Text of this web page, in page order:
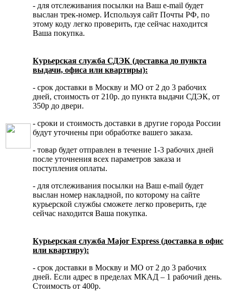
- для отслеживания посылки на Ваш e-mail будет
выслан трек-номер. Используя сайт Почты РФ, по
этому коду легко проверить, где сейчас находится
Ваша покупка.
Курьерская служба СДЭК (доставка до пункта
выдачи, офиса или квартиры):
- срок доставки в Москву и МО от 2 до 3 рабочих
дней, стоимость от 210р. до пункта выдачи СДЭК, от
350р до двери.
- сроки и стоимость доставки в другие города России
будут уточнены при обработке вашего заказа.
- товар будет отправлен в течение 1-3 рабочих дней
после уточнения всех параметров заказа и
поступления оплаты.
- для отслеживания посылки на Ваш e-mail будет
выслан номер накладной, по которому на сайте
курьерской службы сможете легко проверить, где
сейчас находится Ваша покупка.
Курьерская служба Major Express (доставка в офис
или квартиру):
- срок доставки в Москву и МО от 2 до 3 рабочих
дней. Если адрес в пределах МКАД – 1 рабочий день.
Стоимость от 400р.